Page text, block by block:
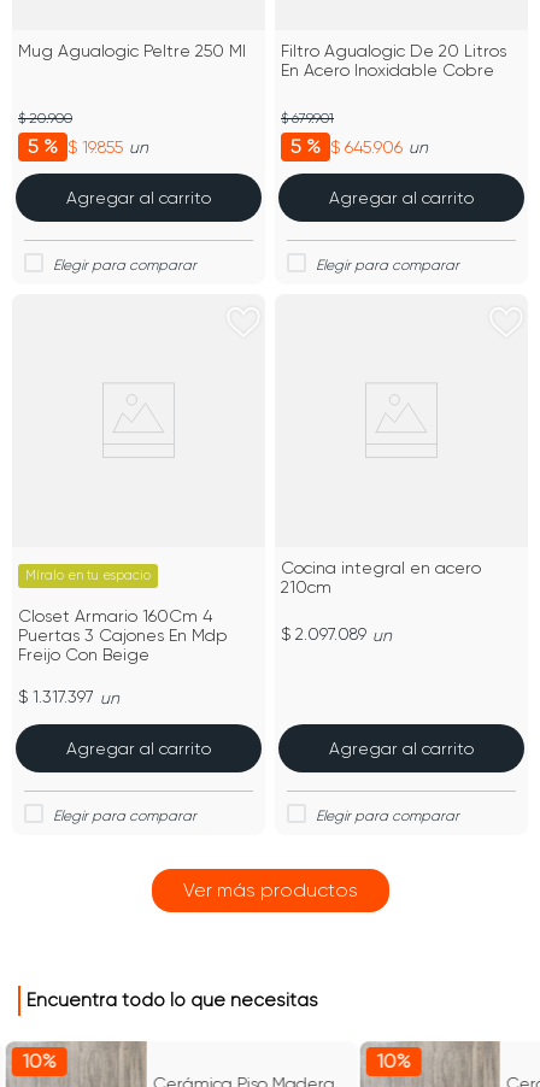
Mug Agualogic Peltre 250 Ml
5 % $ 19.855
$ 20.900
un
Agregar al carrito
Filtro Agualogic De 20 Litros
En Acero Inoxidable Cobre
5 % $ 645.906
$ 679.901
un
Agregar al carrito
Míralo en tu espacio
Closet Armario 160Cm 4
Puertas 3 Cajones En Mdp
Freijo Con Beige
$ 1.317.397 un
Agregar al carrito
Cocina integral en acero
210cm
$ 2.097.089 un
Agregar al carrito
Encuentra todo lo que necesitas
10% 10%